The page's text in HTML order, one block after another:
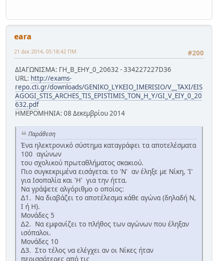
eara
#200
21 Δεκ 2014, 05:18:42 ΠΜ
ΔΙΑΓΩΝΙΣΜΑ: ΓΗ_Β_ΕΗΥ_0_20632 - 334227227D36
URL: http://exams-
repo.cti.gr/downloads/GENIKO_LYKEIO_IMERISIO/V__TAXI/EIS
AGOGI_STIS_ARCHES_TIS_EPISTIMIS_TON_H_Y/GI_V_EIY_0_20
632.pdf
ΗΜΕΡΟΜΗΝΙΑ: 08 Δεκεμβρίου 2014
Παράθεση
Ένα ηλεκτρονικό σύστημα καταγράφει τα αποτελέσματα
100 αγώνων
του σχολικού πρωταθλήματος σκακιού.
Πιο συγκεκριμένα εισάγεται το 'Ν' αν έληξε με Νίκη, 'Ι'
για Ισοπαλία και 'Η' για την ήττα.
Να γράψετε αλγόριθμο ο οποίος:
∆1. Να διαβάζει το αποτέλεσμα κάθε αγώνα (δηλαδή Ν,
Ι ή Η).
Μονάδες 5
∆2. Να εμφανίζει το πλήθος των αγώνων που έληξαν
ισόπαλοι.
Μονάδες 10
∆3. Στο τέλος να ελέγχει αν οι Νίκες ήταν
περισσότερες από τις